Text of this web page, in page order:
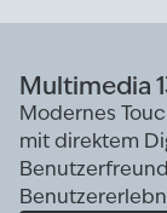
Multimedia
Modernes
mit direktem